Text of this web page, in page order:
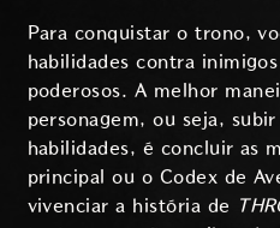
Para conquistar o trono,
habilidades contra
poderosos. A melhor
personagem, ou seja,
habilidades, é concluir as
principal ou o Codex de
vivenciar a história de